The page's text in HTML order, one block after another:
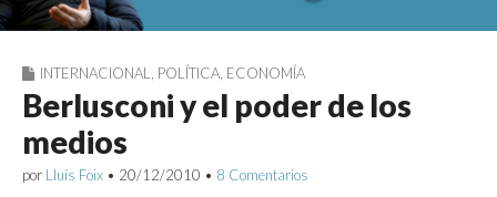
INTERNACIONAL POLÍTICA ECONOMÍA
Berlusconi y el poder de los
medios
por Lluís Foix • 20/12/2010 • 8 Comentarios